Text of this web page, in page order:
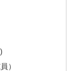
）